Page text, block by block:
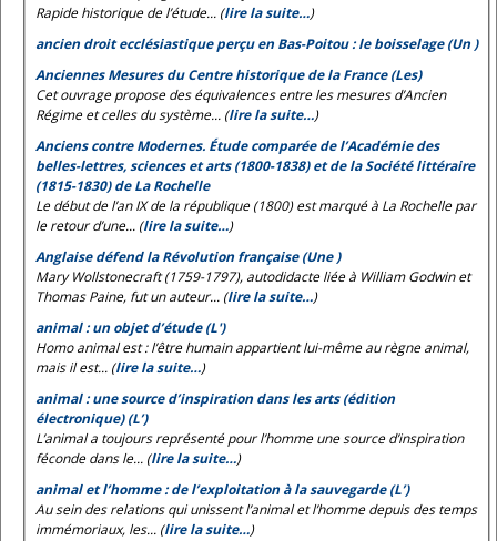
Rapide historique de l’étude... (lire la suite…)
ancien droit ecclésiastique perçu en Bas-Poitou : le boisselage (Un )
Anciennes Mesures du Centre historique de la France (Les)
Cet ouvrage propose des équivalences entre les mesures d’Ancien
Régime et celles du système... (lire la suite…)
Anciens contre Modernes. Étude comparée de l’Académie des
belles-lettres, sciences et arts (1800-1838) et de la Société littéraire
(1815-1830) de La Rochelle
Le début de l’an IX de la république (1800) est marqué à La Rochelle par
le retour d’une... (lire la suite…)
Anglaise défend la Révolution française (Une )
Mary Wollstonecraft (1759-1797), autodidacte liée à William Godwin et
Thomas Paine, fut un auteur... (lire la suite…)
animal : un objet d’étude (L')
Homo animal est: l’être humain appartient lui-même au règne animal,
mais il est... (lire la suite…)
animal : une source d’inspiration dans les arts (édition
électronique) (L’)
L’animal a toujours représenté pour l’homme une source d’inspiration
féconde dans le... (lire la suite…)
animal et l’homme : de l’exploitation à la sauvegarde (L’)
Au sein des relations qui unissent l’animal et l’homme depuis des temps
immémoriaux, les... (lire la suite…)